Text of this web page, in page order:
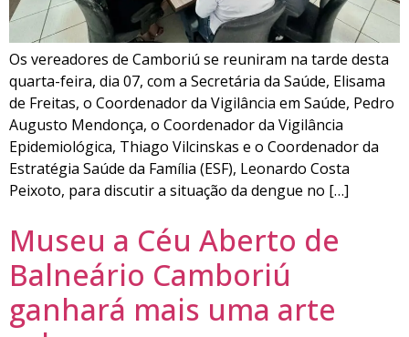
Os vereadores de Camboriú se reuniram na tarde desta
quarta-feira, dia 07, com a Secretária da Saúde, Elisama
de Freitas, o Coordenador da Vigilância em Saúde, Pedro
Augusto Mendonça, o Coordenador da Vigilância
Epidemiológica, Thiago Vilcinskas e o Coordenador da
Estratégia Saúde da Família (ESF), Leonardo Costa
Peixoto, para discutir a situação da dengue no […]
Museu a Céu Aberto de
Balneário Camboriú
ganhará mais uma arte